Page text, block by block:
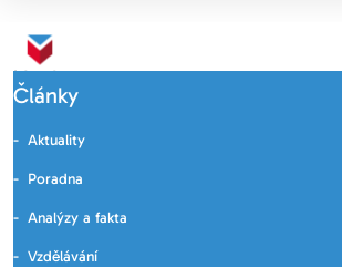
Články
Aktuality
Poradna
Analýzy a fakta
Vzdělávání